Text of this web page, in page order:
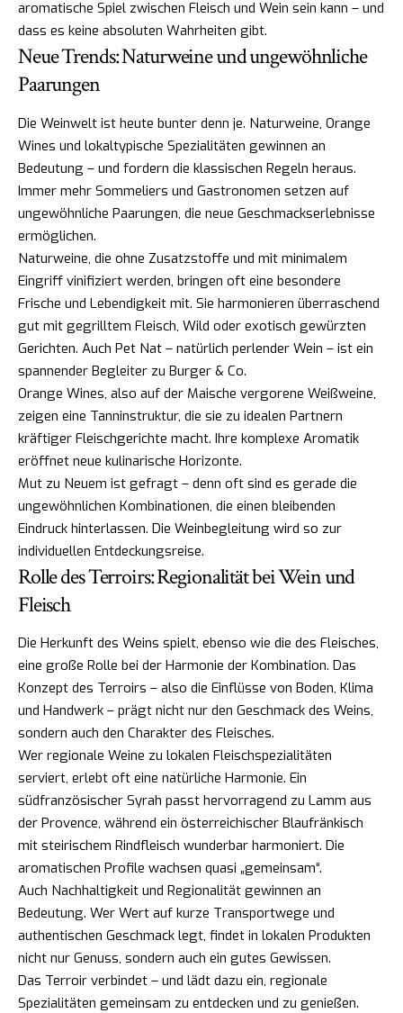
aromatische Spiel zwischen Fleisch und Wein sein kann – und
dass es keine absoluten Wahrheiten gibt.
Neue Trends: Naturweine und ungewöhnliche
Paarungen
Die Weinwelt ist heute bunter denn je. Naturweine, Orange
Wines und lokaltypische Spezialitäten gewinnen an
Bedeutung – und fordern die klassischen Regeln heraus.
Immer mehr Sommeliers und Gastronomen setzen auf
ungewöhnliche Paarungen, die neue Geschmackserlebnisse
ermöglichen.
Naturweine, die ohne Zusatzstoffe und mit minimalem
Eingriff vinifiziert werden, bringen oft eine besondere
Frische und Lebendigkeit mit. Sie harmonieren überraschend
gut mit gegrilltem Fleisch, Wild oder exotisch gewürzten
Gerichten. Auch Pet Nat – natürlich perlender Wein – ist ein
spannender Begleiter zu Burger & Co.
Orange Wines, also auf der Maische vergorene Weißweine,
zeigen eine Tanninstruktur, die sie zu idealen Partnern
kräftiger Fleischgerichte macht. Ihre komplexe Aromatik
eröffnet neue kulinarische Horizonte.
Mut zu Neuem ist gefragt – denn oft sind es gerade die
ungewöhnlichen Kombinationen, die einen bleibenden
Eindruck hinterlassen. Die Weinbegleitung wird so zur
individuellen Entdeckungsreise.
Rolle des Terroirs: Regionalität bei Wein und
Fleisch
Die Herkunft des Weins spielt, ebenso wie die des Fleisches,
eine große Rolle bei der Harmonie der Kombination. Das
Konzept des Terroirs – also die Einflüsse von Boden, Klima
und Handwerk – prägt nicht nur den Geschmack des Weins,
sondern auch den Charakter des Fleisches.
Wer regionale Weine zu lokalen Fleischspezialitäten
serviert, erlebt oft eine natürliche Harmonie. Ein
südfranzösischer Syrah passt hervorragend zu Lamm aus
der Provence, während ein österreichischer Blaufränkisch
mit steirischem Rindfleisch wunderbar harmoniert. Die
aromatischen Profile wachsen quasi „gemeinsam“.
Auch Nachhaltigkeit und Regionalität gewinnen an
Bedeutung. Wer Wert auf kurze Transportwege und
authentischen Geschmack legt, findet in lokalen Produkten
nicht nur Genuss, sondern auch ein gutes Gewissen.
Das Terroir verbindet – und lädt dazu ein, regionale
Spezialitäten gemeinsam zu entdecken und zu genießen.